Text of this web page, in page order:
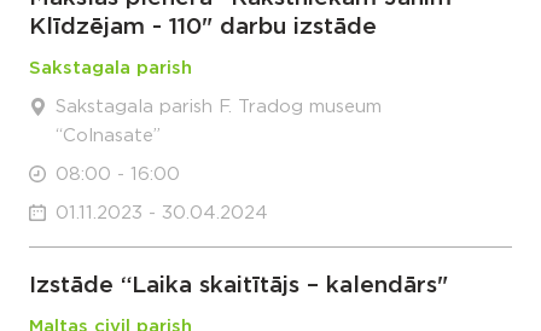
Klīdzējam - 110" darbu izstāde
Sakstagala parish
Sakstagala parish F. Tradog museum
“Colnasate”
08:00 - 16:00
01.11.2023 - 30.04.2024
Izstāde “Laika skaitītājs – kalendārs"
Maltas civil parish